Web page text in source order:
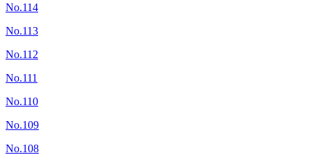
No.114
No.113
No.112
No.111
No.110
No.109
No.108